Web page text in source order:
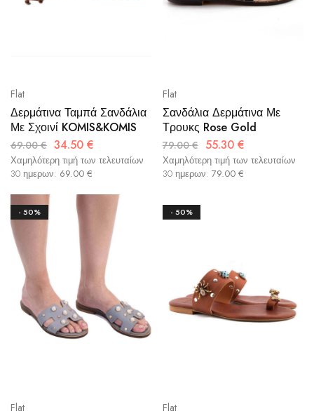
Flat
Δερμάτινα Ταμπά Σανδάλια
Με Σχοινί KOMIS&KOMIS
69.00€ 34.50 €
Χαμηλότερη τιμή των τελευταίων
30 ημερων: 69.00 €
Flat
Σανδάλια Δερμάτινα Με
Τρουκς Rose Gold
79.00€ 55.30 €
Χαμηλότερη τιμή των τελευταίων
30 ημερων: 79.00 €
- 50%
Flat
- 50%
Flat